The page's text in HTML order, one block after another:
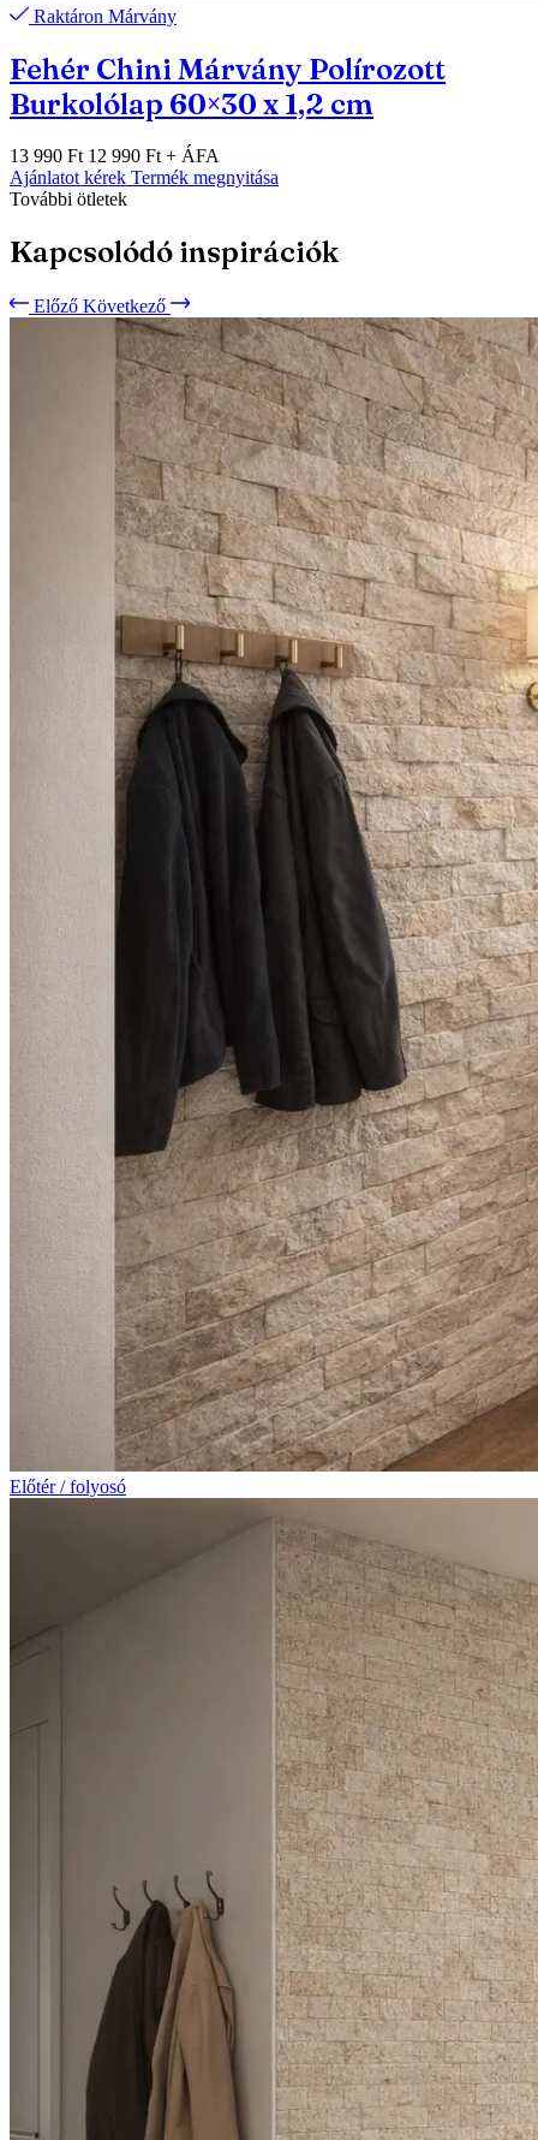
Raktáron Márvány
Fehér Chini Márvány Polírozott
Burkolólap 60×30 x 1,2 cm
13 990 Ft 12 990 Ft + ÁFA
Ajánlatot kérek Termék megnyitása
További ötletek
Kapcsolódó inspirációk
Előző Következő
Előtér / folyosó